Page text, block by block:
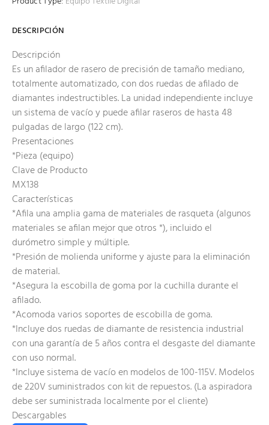
DESCRIPCIÓN
Descripción
Es un afilador de rasero de precisión de tamaño mediano,
totalmente automatizado, con dos ruedas de afilado de
diamantes indestructibles. La unidad independiente incluye
un sistema de vacío y puede afilar raseros de hasta 48
pulgadas de largo (122 cm).
Presentaciones
*Pieza (equipo)
Clave de Producto
MX138
Características
*Afila una amplia gama de materiales de rasqueta (algunos
materiales se afilan mejor que otros *), incluido el
durómetro simple y múltiple.
*Presión de molienda uniforme y ajuste para la eliminación
de material.
*Asegura la escobilla de goma por la cuchilla durante el
afilado.
*Acomoda varios soportes de escobilla de goma.
*Incluye dos ruedas de diamante de resistencia industrial
con una garantía de 5 años contra el desgaste del diamante
con uso normal.
*Incluye sistema de vacío en modelos de 100-115V. Modelos
de 220V suministrados con kit de repuestos. (La aspiradora
debe ser suministrada localmente por el cliente)
Descargables